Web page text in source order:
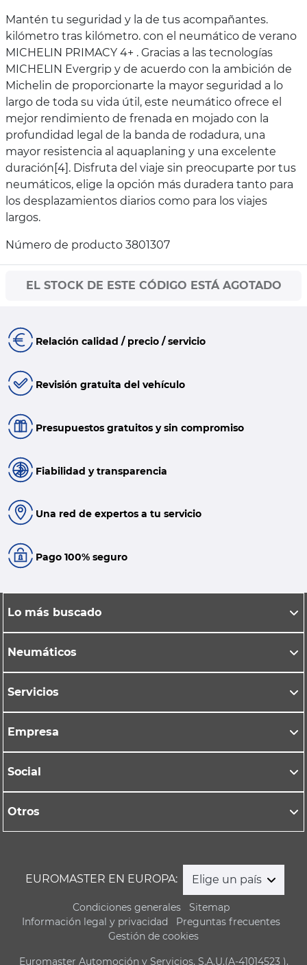
Mantén tu seguridad y la de tus acompañantes.
kilómetro tras kilómetro. con el neumático de verano
MICHELIN PRIMACY 4+ . Gracias a las tecnologías
MICHELIN Evergrip y de acuerdo con la ambición de
Michelin de proporcionarte la mayor seguridad a lo
largo de toda su vida útil, este neumático ofrece el
mejor rendimiento de frenada en mojado con la
profundidad legal de la banda de rodadura, una
mayor resistencia al aquaplaning y una excelente
duración[4]. Disfruta del viaje sin preocuparte por tus
neumáticos, elige la opción más duradera tanto para
los desplazamientos diarios como para los viajes
largos.
Número de producto 3801307
EL STOCK DE ESTE CÓDIGO ESTÁ AGOTADO
Relación calidad / precio / servicio
Revisión gratuita del vehículo
Presupuestos gratuitos y sin compromiso
Fiabilidad y transparencia
Una red de expertos a tu servicio
Pago 100% seguro
Lo más buscado
Neumáticos
Servicios
Empresa
Social
Otros
EUROMASTER EN EUROPA: Elige un país
Condiciones generales
Sitemap
Información legal y privacidad
Preguntas frecuentes
Gestión de cookies
Euromaster Automoción y Servicios, S.A.U.(A-41014523 ),